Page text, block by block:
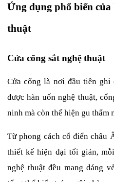
Ứng dụng phổ biến của
thuật
Cửa cổng sắt nghệ thuật
Cửa cổng là nơi đầu tiên
được hàn uốn nghệ thuật,
ninh mà còn thể hiện gu thẩm
Từ phong cách cổ điển châu
thiết kế hiện đại tối giản,
nghệ thuật đều mang dáng